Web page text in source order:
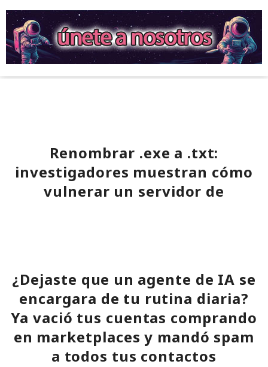
Renombrar .exe a .txt:
investigadores muestran cómo
vulnerar un servidor de
Una vulnerabilidad en un servicio permitió infiltrarse en la
red corporativa con solo un par de comandos.
¿Dejaste que un agente de IA se
encargara de tu rutina diaria?
Ya vació tus cuentas comprando
en marketplaces y mandó spam
a todos tus contactos